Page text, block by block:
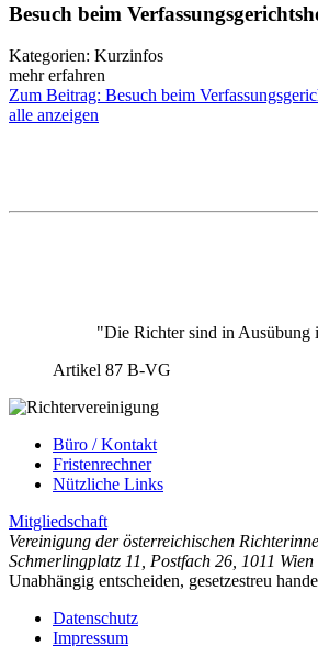
Besuch beim
Kategorien: Kurzinfos
mehr erfahren
Zum Beitrag: Besuch beim
alle anzeigen
"Die Richter sind in Ausübung
Artikel 87 B-VG
Büro / Kontakt
Fristenrechner
Nützliche Links
Mitgliedschaft
Vereinigung der österreichischen
Schmerlingplatz 11
Postfach 26 1011 Wien
Unabhängig entscheiden, gesetzestreu
Datenschutz
Impressum